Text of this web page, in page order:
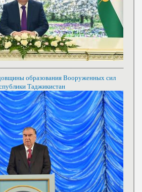
образования Вооруженных сил
Таджикистан